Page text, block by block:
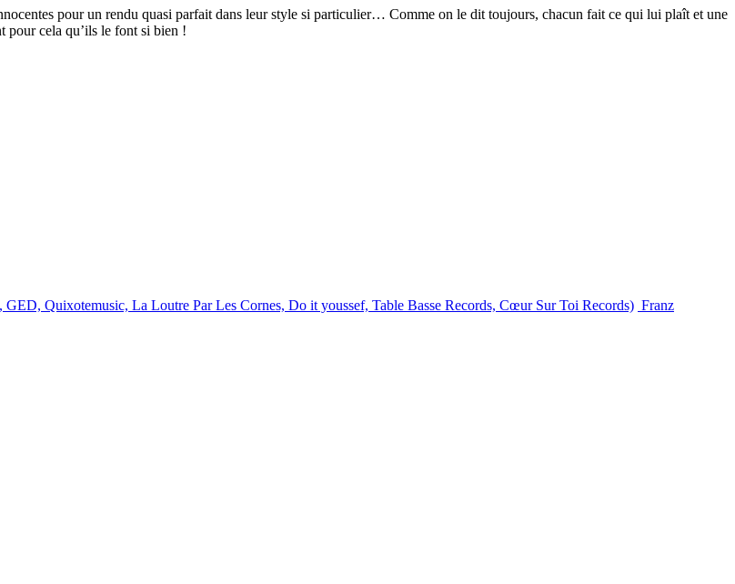
pour un rendu quasi parfait dans leur style si particulier… Comme on le dit toujours, chacun fait ce qui lui plaît et une
pour cela qu’ils le font si bien !
Quixotemusic, La Loutre Par Les Cornes, Do it youssef, Table Basse Records, Cœur Sur Toi Records) Franz